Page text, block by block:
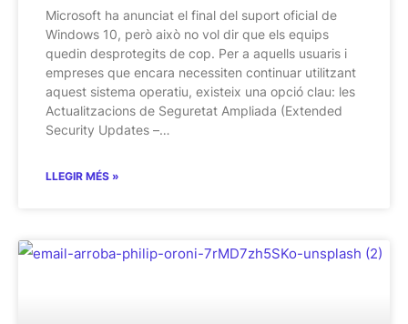
Microsoft ha anunciat el final del suport oficial de
Windows 10, però això no vol dir que els equips
quedin desprotegits de cop. Per a aquells usuaris i
empreses que encara necessiten continuar utilitzant
aquest sistema operatiu, existeix una opció clau: les
Actualitzacions de Seguretat Ampliada (Extended
Security Updates –…
LLEGIR MÉS »